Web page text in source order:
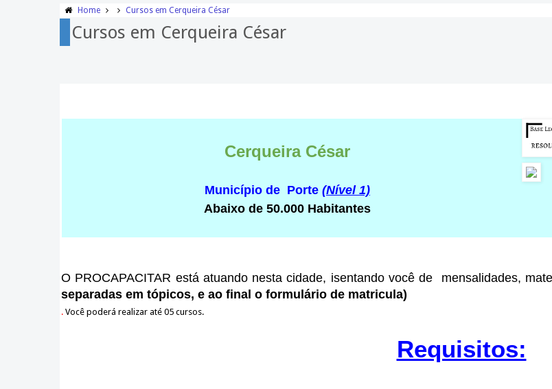
Home Cursos em Cerqueira César
Cursos em Cerqueira César
Cerqueira César
Município de Porte (Nível 1)
Abaixo de 50.000 Habitantes
O PROCAPACITAR está atuando nesta cidade, isentando você de mensalidades,
separadas em tópicos, e ao final o formulário de matricula)
. Você poderá realizar até 05 cursos.
Requisitos: